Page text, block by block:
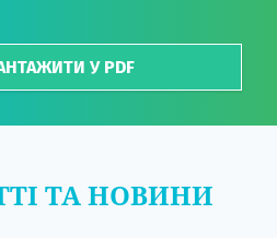
У PDF
ТА НОВИНИ